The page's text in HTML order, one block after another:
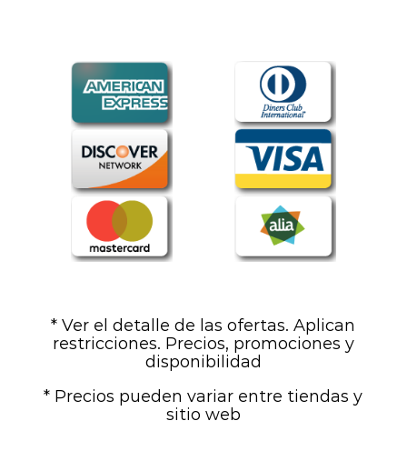
* Ver el detalle de las ofertas. Aplican
restricciones. Precios, promociones y
disponibilidad
* Precios pueden variar entre tiendas y
sitio web